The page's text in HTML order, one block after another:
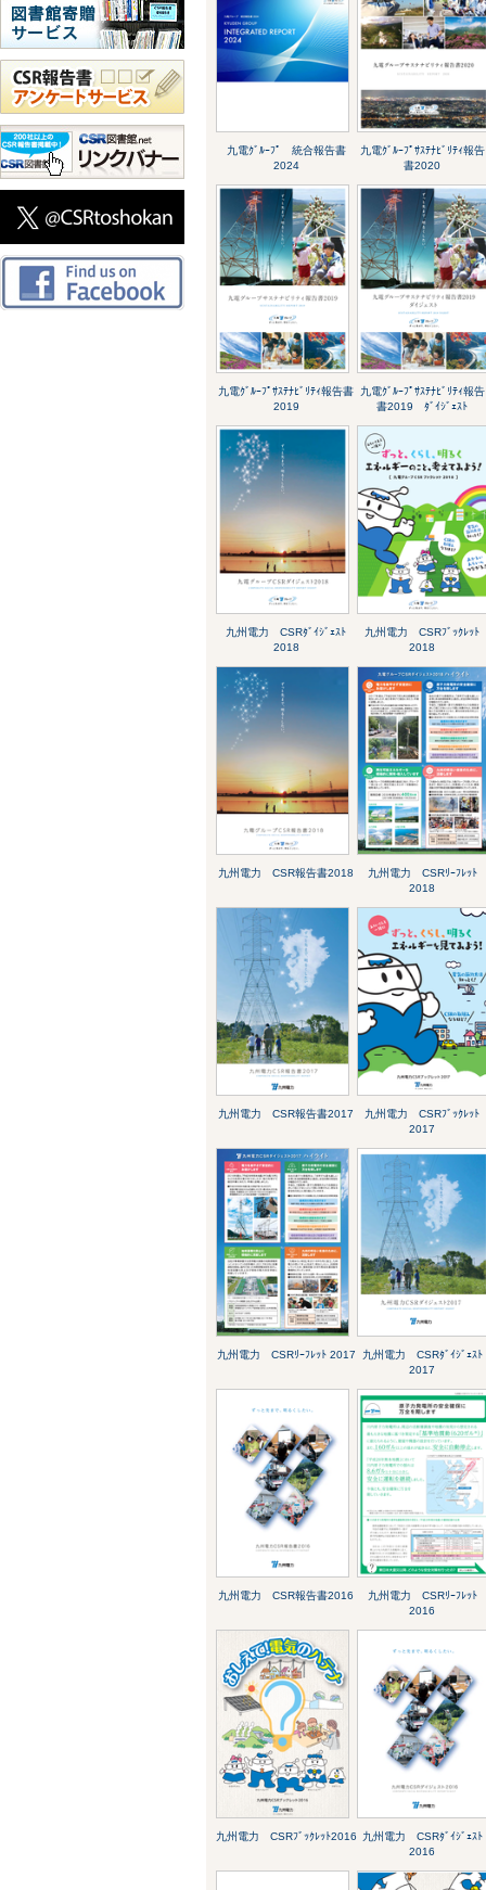
九電ｸﾞﾙｰﾌﾟ 統合報告書
2024
九電ｸﾞﾙｰﾌﾟｻｽﾃﾅﾋﾞﾘﾃｨ報告
書2020
九電ｸﾞﾙｰﾌﾟｻｽﾃﾅﾋﾞﾘﾃｨ報告書
2019
九電ｸﾞﾙｰﾌﾟｻｽﾃﾅﾋﾞﾘﾃｨ報告
書2019 ﾀﾞｲｼﾞｪｽﾄ
九州電力 CSRﾀﾞｲｼﾞｪｽﾄ
2018
九州電力 CSRﾌﾞｯｸﾚｯﾄ
2018
九州電力 CSR報告書2018
九州電力 CSRﾘｰﾌﾚｯﾄ
2018
九州電力 CSR報告書2017
九州電力 CSRﾌﾞｯｸﾚｯﾄ
2017
九州電力 CSRﾘｰﾌﾚｯﾄ 2017
九州電力 CSRﾀﾞｲｼﾞｪｽﾄ
2017
九州電力 CSR報告書2016
九州電力 CSRﾘｰﾌﾚｯﾄ
2016
九州電力 CSRﾌﾞｯｸﾚｯﾄ2016
九州電力 CSRﾀﾞｲｼﾞｪｽﾄ
2016